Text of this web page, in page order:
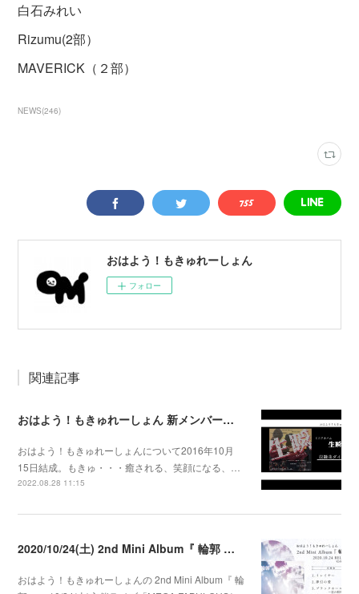
白石みれい
Rizumu(2部）
MAVERICK（２部）
NEWS(246)
おはよう！もきゅれーしょん
フォロー
関連記事
おはよう！もきゅれーしょん 新メンバー募集！
おはよう！もきゅれーしょんについて2016年10月
15日結成。もきゅ・・・癒される、笑顔になる、…
2022.08.28 11:15
2020/10/24(土) 2nd Mini Album『 輪郭 』発売決定
おはよう！もきゅれーしょんの 2nd Mini Album『 輪